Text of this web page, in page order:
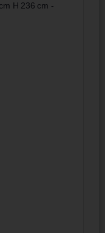
H 236 cm -